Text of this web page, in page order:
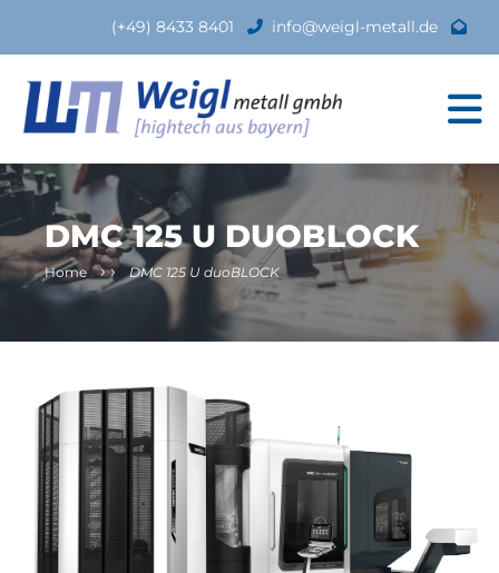
(+49) 8433 8401 info@weigl-metall.de
DMC 125 U DUOBLOCK
Home ›› DMC 125 U duoBLOCK